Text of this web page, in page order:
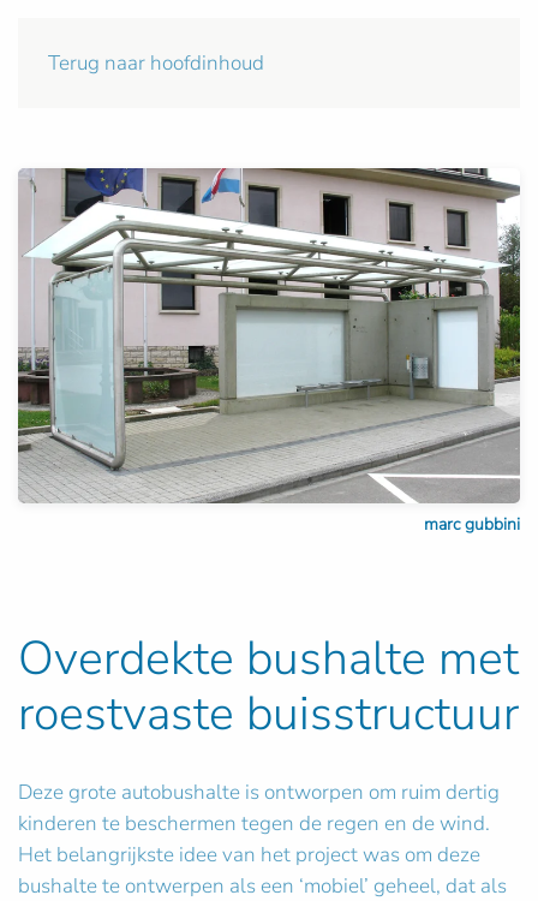
Terug naar hoofdinhoud
marc gubbini
Overdekte bushalte met
roestvaste buisstructuur
Deze grote autobushalte is ontworpen om ruim dertig
kinderen te beschermen tegen de regen en de wind.
Het belangrijkste idee van het project was om deze
bushalte te ontwerpen als een ‘mobiel’ geheel, dat als